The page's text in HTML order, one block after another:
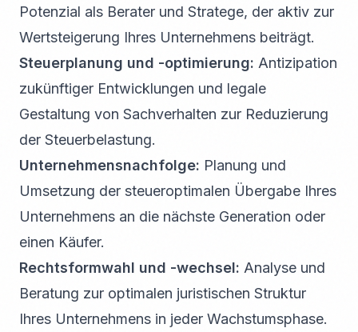
Potenzial als Berater und Stratege, der aktiv zur
Wertsteigerung Ihres Unternehmens beiträgt.
Steuerplanung und -optimierung: Antizipation
zukünftiger Entwicklungen und legale
Gestaltung von Sachverhalten zur Reduzierung
der Steuerbelastung.
Unternehmensnachfolge: Planung und
Umsetzung der steueroptimalen Übergabe Ihres
Unternehmens an die nächste Generation oder
einen Käufer.
Rechtsformwahl und -wechsel: Analyse und
Beratung zur optimalen juristischen Struktur
Ihres Unternehmens in jeder Wachstumsphase.